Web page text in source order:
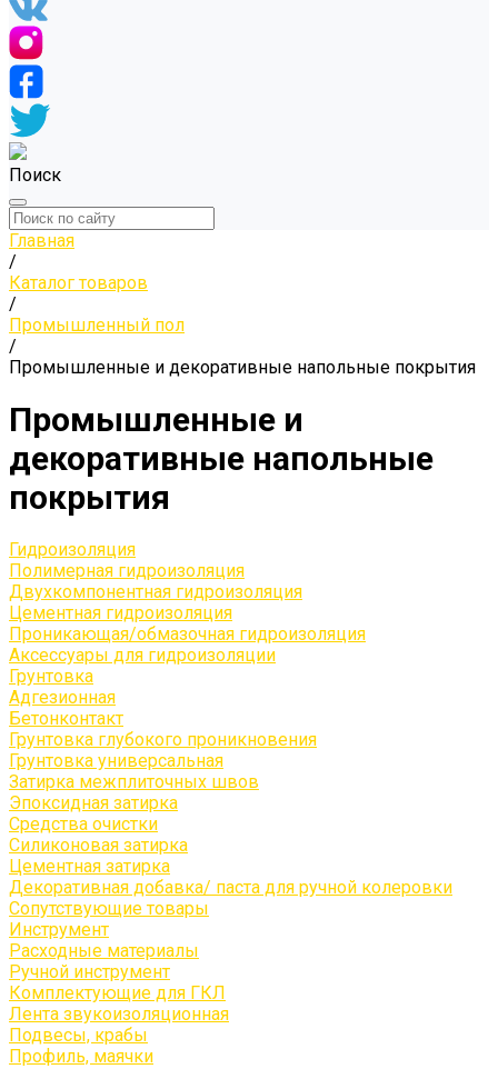
Поиск
Главная
/
Каталог товаров
/
Промышленный пол
/
Промышленные и декоративные напольные покрытия
Промышленные и
декоративные напольные
покрытия
Гидроизоляция
Полимерная гидроизоляция
Двухкомпонентная гидроизоляция
Цементная гидроизоляция
Проникающая/обмазочная гидроизоляция
Аксессуары для гидроизоляции
Грунтовка
Адгезионная
Бетонконтакт
Грунтовка глубокого проникновения
Грунтовка универсальная
Затирка межплиточных швов
Эпоксидная затирка
Средства очистки
Силиконовая затирка
Цементная затирка
Декоративная добавка/ паста для ручной колеровки
Сопутствующие товары
Инструмент
Расходные материалы
Ручной инструмент
Комплектующие для ГКЛ
Лента звукоизоляционная
Подвесы, крабы
Профиль, маячки